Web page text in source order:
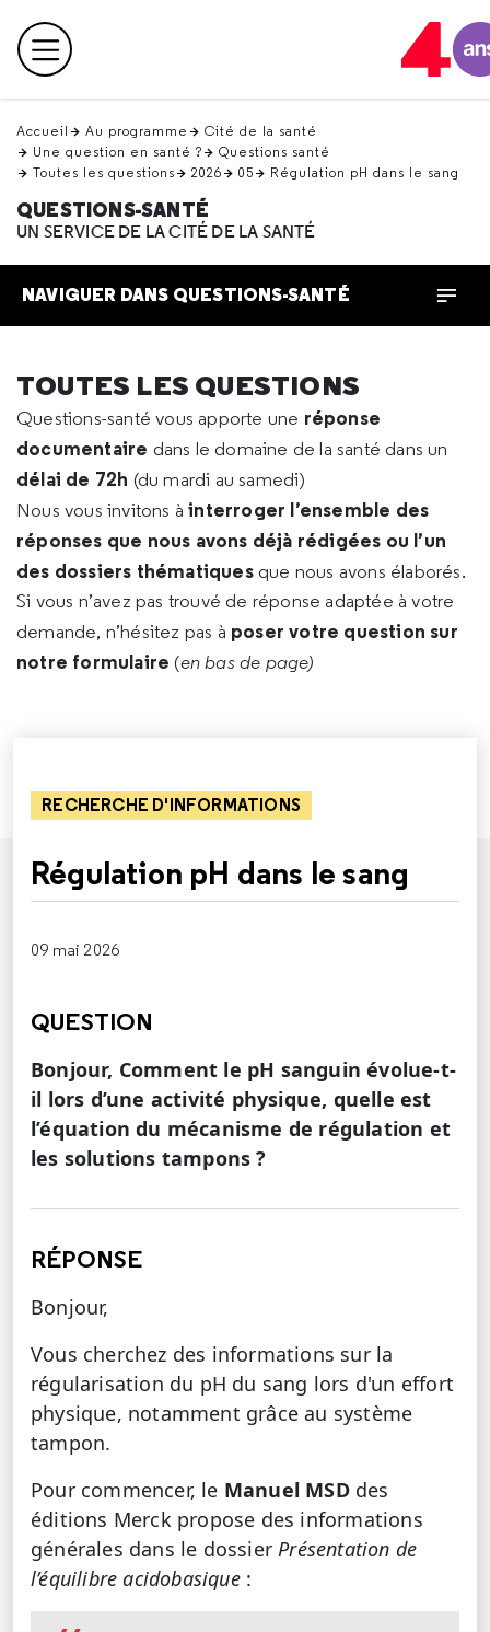
en
haut Menu principal
Accueil Au programme
Cité de la santé
Une question en santé ?
Questions santé
Toutes les questions
2026 05 Régulation pH dans le sang
QUESTIONS-SANTÉ
UN SERVICE DE LA CITÉ DE LA SANTÉ
NAVIGUER DANS QUESTIONS-SANTÉ
TOUTES LES QUESTIONS
Questions-santé vous apporte une réponse
documentaire dans le domaine de la santé dans un
délai de 72h (du mardi au samedi)
Nous vous invitons àinterroger l’ensemble des
réponses que nous avons déjà rédigées ou l’un
des dossiers thématiques que nous avons élaborés.
Si vous n’avez pas trouvé de réponse adaptée à votre
demande, n’hésitez pas à poser votre question sur
notre formulaire (en bas de page)
RECHERCHE D'INFORMATIONS
Régulation pH dans le sang
09 mai 2026
QUESTION
Bonjour, Comment le pH sanguin évolue-t-
il lors d’une activité physique, quelle est
l’équation du mécanisme de régulation et
les solutions tampons ?
RÉPONSE
Bonjour,
Vous cherchez des informations sur la
régularisation du pH du sang lors d'un effort
physique, notamment grâce au système
tampon.
Pour commencer, le Manuel MSDdes
éditions Merck propose des informations
générales dans le dossier Présentation de
l’équilibre acidobasique: